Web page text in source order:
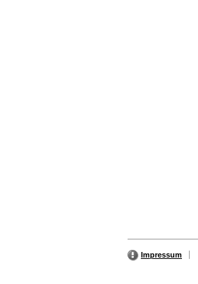
Impressum